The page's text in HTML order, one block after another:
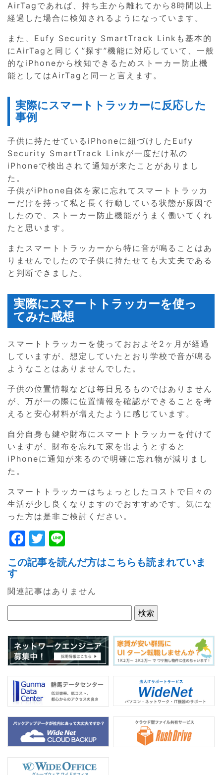
AirTagであれば、持ち主から離れてから8時間以上
経過した場合に検知されるようになっています。
また、Eufy Security SmartTrack Linkも基本的
にAirTagと同じく”探す”機能に対応していて、一般
的なiPhoneから検知できるためストーカー防止機
能としてはAirTagと同一と言えます。
実際にスマートトラッカーに反応した
事例
子供に持たせているiPhoneに紐づけしたEufy
Security SmartTrack Linkが一度だけ私の
iPhoneで検出されて通知が来たことがありまし
た。
子供がiPhone自体を家に忘れてスマートトラッカ
ーだけを持って私と長く行動している状態が原因で
したので、ストーカー防止機能がうまく働いてくれ
たと思います。
またスマートトラッカーから特に音が鳴ることはあ
りませんでしたので子供に持たせても大丈夫である
と判断できました。
実際にスマートトラッカーを使っ
てみた感想
スマートトラッカーを使っておおよそ2ヶ月が経過
していますが、想定していたとおり学校で音が鳴る
ようなことはありませんでした。
子供の位置情報などは毎日見るものではありません
が、万が一の際に位置情報を確認ができることを考
えると安心材料が増えたように感じています。
自分自身も鍵や財布にスマートトラッカーを付けて
いますが、財布を忘れて家を出ようとすると
iPhoneに通知が来るので明確に忘れ物が減りまし
た。
スマートトラッカーはちょっとしたコストで日々の
生活が少し良くなりますのでおすすめです。気にな
った方は是非ご検討ください。
F
a
c
e
b
o
o
k
T
w
itt
er
n
e
この記事を読んだ方はこちらも読まれていま
す
関連記事はありません